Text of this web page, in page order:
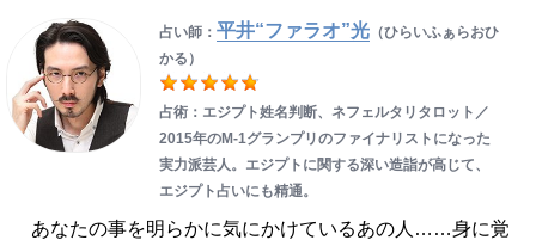
占い師： 平井“ファラオ”光（ひらいふぁらおひ
かる）
占術：エジプト姓名判断、ネフェルタリタロット／
2015年のM-1グランプリのファイナリストになった
実力派芸人。エジプトに関する深い造詣が高じて、
エジプト占いにも精通。
あなたの事を明らかに気にかけているあの人……身に覚